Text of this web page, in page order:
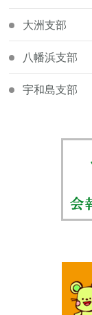
大洲支部
八幡浜支部
宇和島支部